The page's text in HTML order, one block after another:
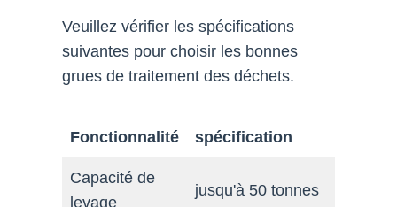
Veuillez vérifier les spécifications
suivantes pour choisir les bonnes
grues de traitement des déchets.
Fonctionnalité spécification
Capacité de
levage
jusqu'à 50 tonnes